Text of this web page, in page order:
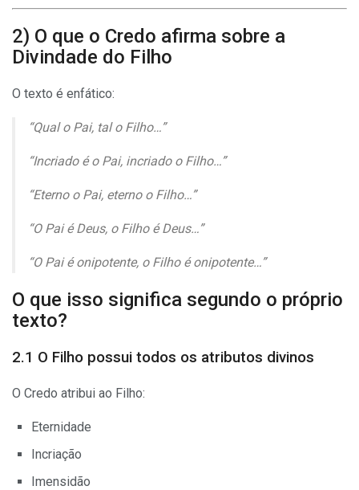
2) O que o Credo afirma sobre a
Divindade do Filho
O texto é enfático:
“Qual o Pai, tal o Filho…”
“Incriado é o Pai, incriado o Filho…”
“Eterno o Pai, eterno o Filho…”
“O Pai é Deus, o Filho é Deus…”
“O Pai é onipotente, o Filho é onipotente…”
O que isso significa segundo o próprio
texto?
2.1 O Filho possui todos os atributos divinos
O Credo atribui ao Filho:
Eternidade
Incriação
Imensidão